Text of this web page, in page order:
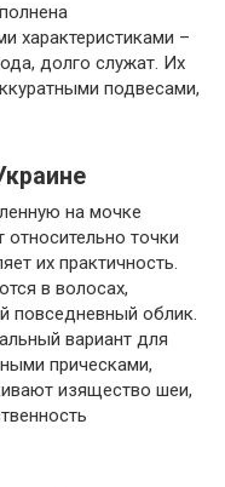
характеристиками –
долго служат. Их
подвесами,
на мочке
точки
их практичность.
в волосах,
повседневный облик.
вариант для
прическами,
изящество шеи,